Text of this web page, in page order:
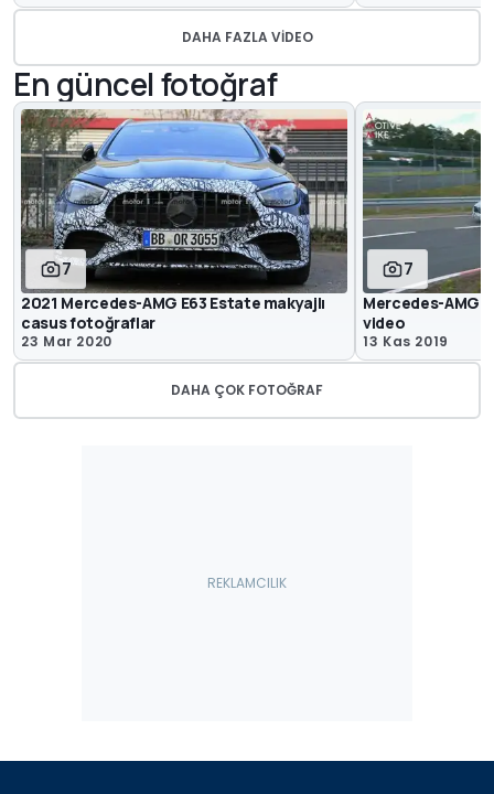
DAHA FAZLA VIDEO
En güncel fotoğraf
7
2021 Mercedes-AMG E63 Estate makyajlı
casus fotoğraflar
23 Mar 2020
7
Mercedes-AMG
video
13 Kas 2019
DAHA ÇOK FOTOĞRAF